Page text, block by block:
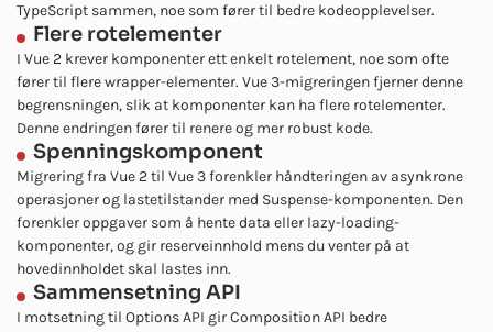
TypeScript sammen, noe som fører til bedre kodeopplevelser.
Flere rotelementer
I Vue 2 krever komponenter ett enkelt rotelement, noe som ofte
fører til flere wrapper-elementer. Vue 3-migreringen fjerner denne
begrensningen, slik at komponenter kan ha flere rotelementer.
Denne endringen fører til renere og mer robust kode.
Spenningskomponent
Migrering fra Vue 2 til Vue 3 forenkler håndteringen av asynkrone
operasjoner og lastetilstander med Suspense-komponenten. Den
forenkler oppgaver som å hente data eller lazy-loading-
komponenter, og gir reserveinnhold mens du venter på at
hovedinnholdet skal lastes inn.
Sammensetning API
I motsetning til Options API gir Composition API bedre